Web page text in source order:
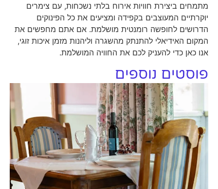
מתמחים ביצירת חוויות אירוח בלתי נשכחות, עם צימרים
יוקרתיים המעוצבים בקפידה ומציעים את כל הפינוקים
הדרושים לחופשה רומנטית מושלמת. אם אתם מחפשים את
המקום האידיאלי להתנתק מהשגרה וליהנות מזמן איכות זוגי,
אנו כאן כדי להעניק לכם את החוויה המושלמת.
פוסטים נוספים